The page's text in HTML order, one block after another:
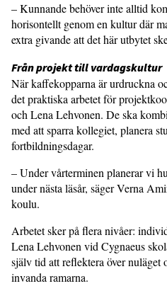
– Kunnande behöver inte alltid
horisontellt genom en kultur där
extra givande att det här utbytet
Från projekt till vardagskultur
När kaffekopparna är urdruckna
det prak­tiska arbetet för
och Lena Lehvonen. De ska
med att sparra kollegiet, planera
fortbildningsdagar.
– Under vårterminen planerar vi
under nästa läsår, säger Verna
koulu.
Arbetet sker på flera nivåer:
Lena Lehvonen vid Cygnaeus
själv tid att reflektera över nuläget
invanda ramarna.